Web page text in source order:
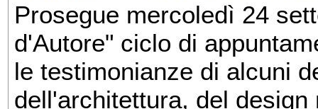
Prosegue mercoledì 24
d'Autore" ciclo di
le testimonianze di alcuni
dell'architettura, del